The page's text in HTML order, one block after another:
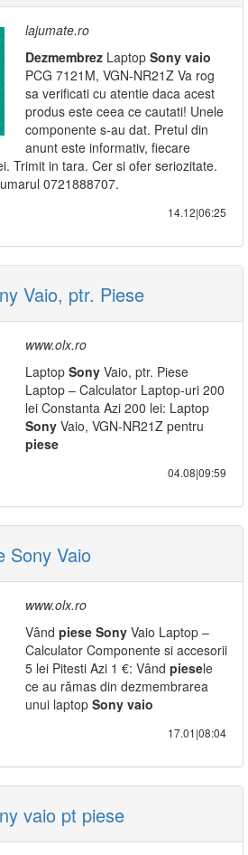
lajumate.ro
Dezmembrez Laptop Sony vaio
PCG 7121M, VGN-NR21Z Va rog
sa verificati cu atentie daca acest
produs este ceea ce cautati! Unele
componente s-au dat. Pretul din
anunt este informativ, fiecare
Trimit in tara. Cer si ofer seriozitate.
0721888707.
14.12|06:25
Vaio, ptr. Piese
www.olx.ro
Laptop Sony Vaio, ptr. Piese
Laptop – Calculator Laptop-uri 200
lei Constanta Azi 200 lei: Laptop
Sony Vaio, VGN-NR21Z pentru
piese
04.08|09:59
Sony Vaio
www.olx.ro
Vând piese Sony Vaio Laptop –
Calculator Componente si accesorii
5 lei Pitesti Azi 1 €: Vând piesele
ce au rămas din dezmembrarea
unui laptop Sony vaio
17.01|08:04
vaio pt piese